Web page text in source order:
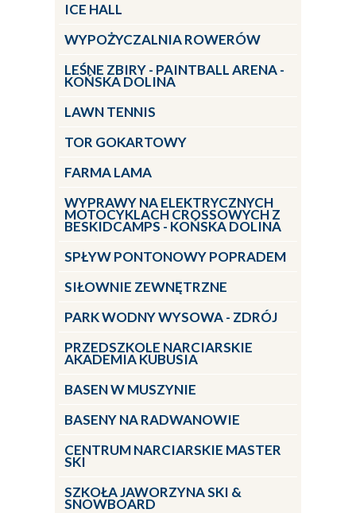
ICE HALL
WYPOŻYCZALNIA ROWERÓW
LEŚNE ZBIRY - PAINTBALL ARENA -
KOŃSKA DOLINA
LAWN TENNIS
TOR GOKARTOWY
FARMA LAMA
WYPRAWY NA ELEKTRYCZNYCH
MOTOCYKLACH CROSSOWYCH Z
BESKIDCAMPS - KOŃSKA DOLINA
SPŁYW PONTONOWY POPRADEM
SIŁOWNIE ZEWNĘTRZNE
PARK WODNY WYSOWA - ZDRÓJ
PRZEDSZKOLE NARCIARSKIE
AKADEMIA KUBUSIA
BASEN W MUSZYNIE
BASENY NA RADWANOWIE
CENTRUM NARCIARSKIE MASTER
SKI
SZKOŁA JAWORZYNA SKI &
SNOWBOARD